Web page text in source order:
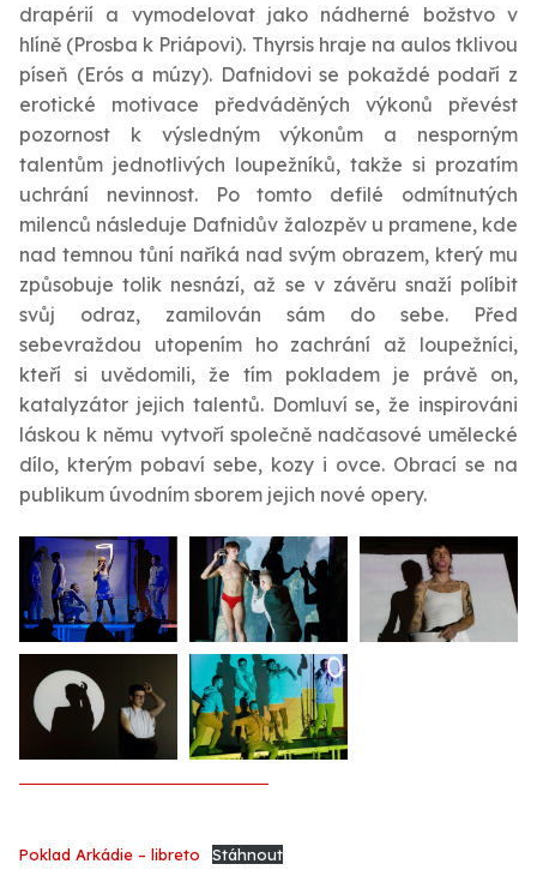
drapérií a vymodelovat jako nádherné božstvo v
hlíně (Prosba k Priápovi). Thyrsis hraje na aulos tklivou
píseň (Erós a múzy). Dafnidovi se pokaždé podaří z
erotické motivace předváděných výkonů převést
pozornost k výsledným výkonům a nesporným
talentům jednotlivých loupežníků, takže si prozatím
uchrání nevinnost. Po tomto defilé odmítnutých
milenců následuje Dafnidův žalozpěv u pramene, kde
nad temnou tůní naříká nad svým obrazem, který mu
způsobuje tolik nesnází, až se v závěru snaží políbit
svůj odraz, zamilován sám do sebe. Před
sebevraždou utopením ho zachrání až loupežníci,
kteří si uvědomili, že tím pokladem je právě on,
katalyzátor jejich talentů. Domluví se, že inspirováni
láskou k němu vytvoří společně nadčasové umělecké
dílo, kterým pobaví sebe, kozy i ovce. Obrací se na
publikum úvodním sborem jejich nové opery.
Poklad Arkádie – libreto Stáhnout